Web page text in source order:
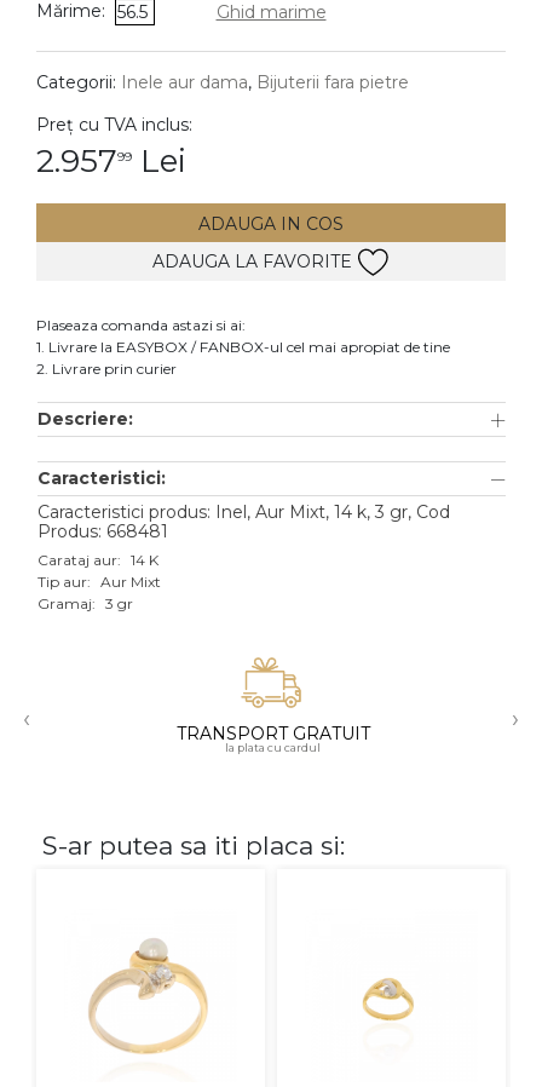
DIAMANTE Vezi toate
Cercei
Accesorii
Aur alb
Aur roz
Aur mixt
18K
Mărime: 56.5 Ghid marime
Categorii: Inele aur dama, Bijuterii fara pietre
Preț cu TVA inclus:
2.95799 Lei
ADAUGA IN COS
ADAUGA LA FAVORITE
Plaseaza comanda astazi si ai:
1. Livrare la EASYBOX / FANBOX-ul cel mai apropiat de tine
2. Livrare prin curier
Descriere:
Caracteristici:
Caracteristici produs: Inel, Aur Mixt, 14 k, 3 gr, Cod
Produs: 668481
Carataj aur: 14 K
Tip aur: Aur Mixt
Gramaj: 3 gr
‹ TRANSPORT GRATUIT
la plata cu cardul
›
S-ar putea sa iti placa si: